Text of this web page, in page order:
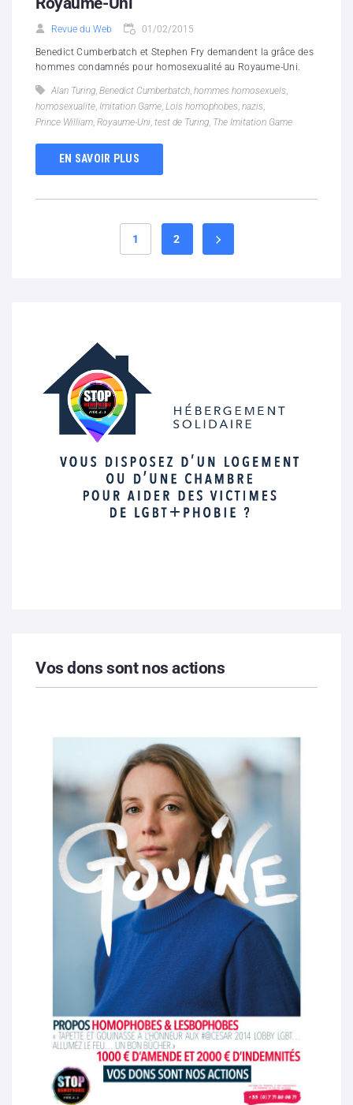
Revue du Web 01/02/2015
Benedict Cumberbatch et Stephen Fry demandent la grâce des
hommes condamnés pour homosexualité au Royaume-Uni.
Alan Turing Benedict Cumberbatch hommes homosexuels
homosexualite Imitation Game Lois homophobes nazis
Prince William Royaume-Uni test de Turing The Imitation Game
EN SAVOIR PLUS
1 2
Vos dons sont nos actions